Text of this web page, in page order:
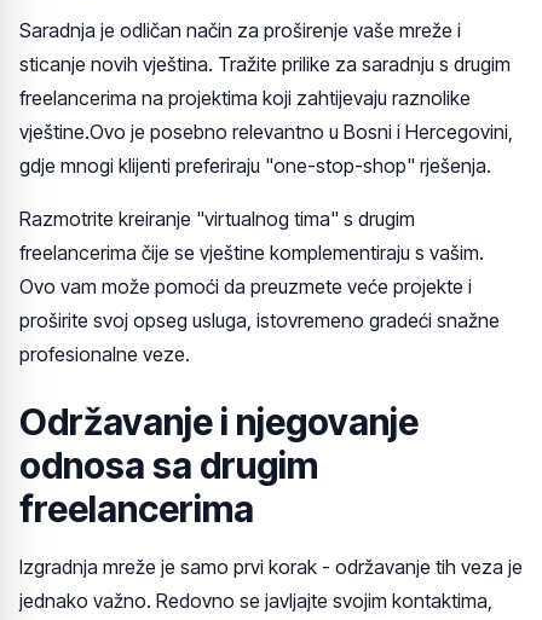
Saradnja je odličan način za proširenje vaše mreže i
sticanje novih vještina. Tražite prilike za saradnju s drugim
freelancerima na projektima koji zahtijevaju raznolike
vještine.Ovo je posebno relevantno u Bosni i Hercegovini,
gdje mnogi klijenti preferiraju "one-stop-shop" rješenja.
Razmotrite kreiranje "virtualnog tima" s drugim
freelancerima čije se vještine komplementiraju s vašim.
Ovo vam može pomoći da preuzmete veće projekte i
proširite svoj opseg usluga, istovremeno gradeći snažne
profesionalne veze.
Održavanje i njegovanje
odnosa sa drugim
freelancerima
Izgradnja mreže je samo prvi korak - održavanje tih veza je
jednako važno. Redovno se javljajte svojim kontaktima,